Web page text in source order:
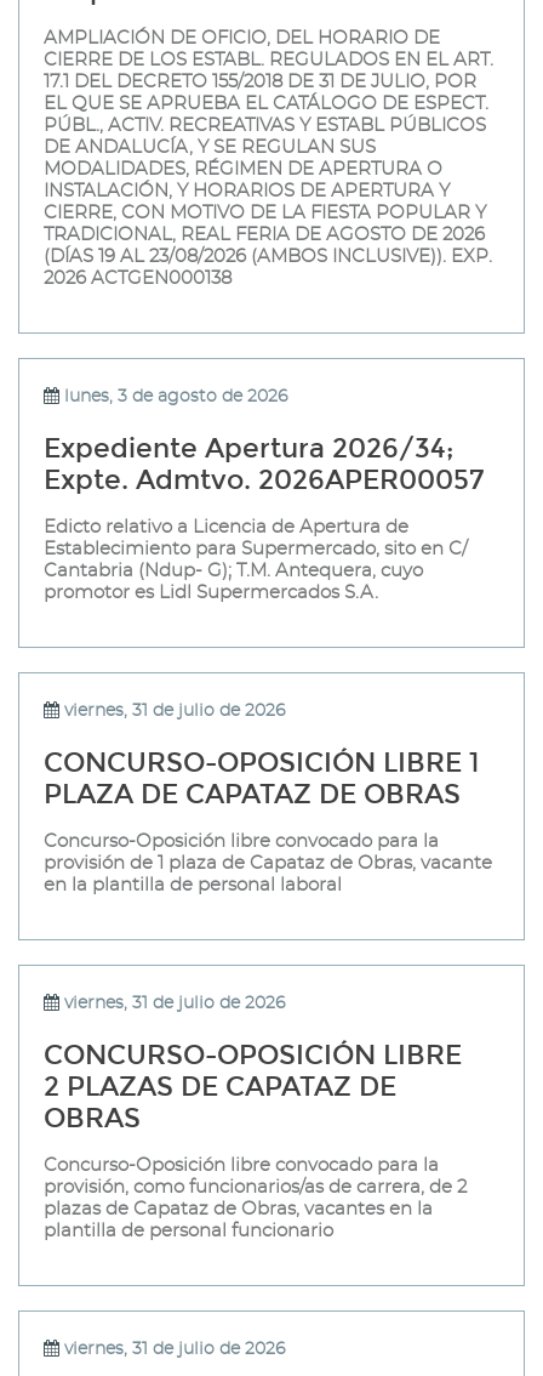
AMPLIACIÓN DE OFICIO, DEL HORARIO DE
CIERRE DE LOS ESTABL. REGULADOS EN EL ART.
17.1 DEL DECRETO 155/2018 DE 31 DE JULIO, POR
EL QUE SE APRUEBA EL CATÁLOGO DE ESPECT.
PÚBL., ACTIV. RECREATIVAS Y ESTABL PÚBLICOS
DE ANDALUCÍA, Y SE REGULAN SUS
MODALIDADES, RÉGIMEN DE APERTURA O
INSTALACIÓN, Y HORARIOS DE APERTURA Y
CIERRE, CON MOTIVO DE LA FIESTA POPULAR Y
TRADICIONAL, REAL FERIA DE AGOSTO DE 2026
(DÍAS 19 AL 23/08/2026 (AMBOS INCLUSIVE)). EXP.
2026 ACTGEN000138
lunes, 3 de agosto de 2026
Expediente Apertura 2026/34;
Expte. Admtvo. 2026APER00057
Edicto relativo a Licencia de Apertura de
Establecimiento para Supermercado, sito en C/
Cantabria (Ndup- G); T.M. Antequera, cuyo
promotor es Lidl Supermercados S.A.
viernes, 31 de julio de 2026
CONCURSO-OPOSICIÓN LIBRE 1
PLAZA DE CAPATAZ DE OBRAS
Concurso-Oposición libre convocado para la
provisión de 1 plaza de Capataz de Obras, vacante
en la plantilla de personal laboral
viernes, 31 de julio de 2026
CONCURSO-OPOSICIÓN LIBRE
2 PLAZAS DE CAPATAZ DE
OBRAS
Concurso-Oposición libre convocado para la
provisión, como funcionarios/as de carrera, de 2
plazas de Capataz de Obras, vacantes en la
plantilla de personal funcionario
viernes, 31 de julio de 2026